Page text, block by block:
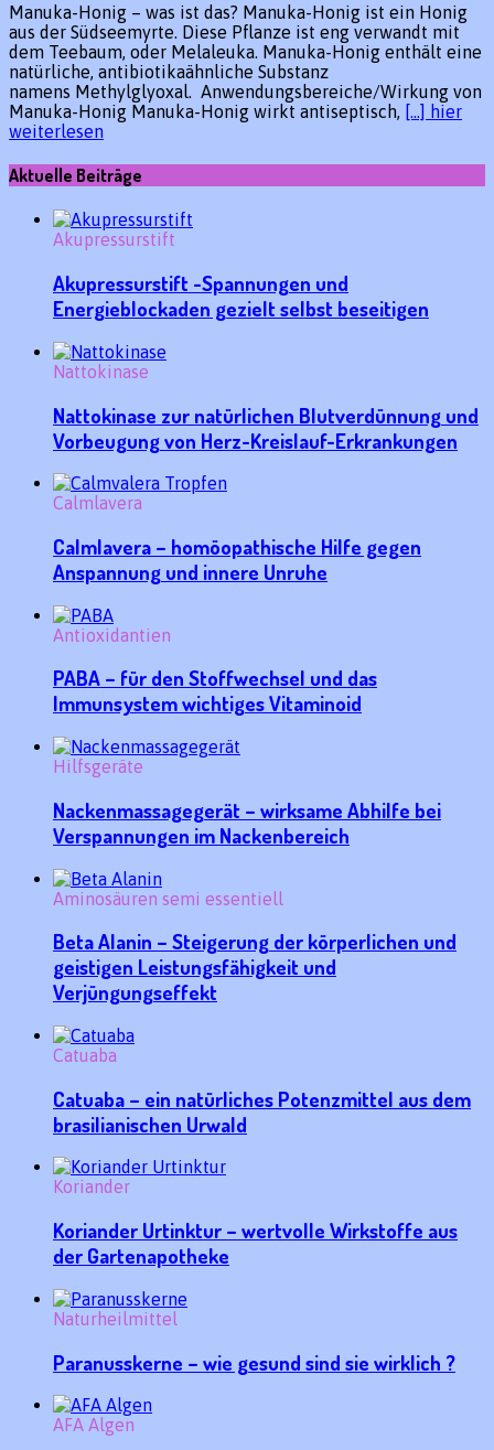
Manuka-Honig – was ist das? Manuka-Honig ist ein Honig
aus der Südseemyrte. Diese Pflanze ist eng verwandt mit
dem Teebaum, oder Melaleuka. Manuka-Honig enthält eine
natürliche, antibiotikaähnliche Substanz
namens Methylglyoxal. Anwendungsbereiche/Wirkung von
Manuka-Honig Manuka-Honig wirkt antiseptisch, […] hier
weiterlesen
Aktuelle Beiträge
Akupressurstift
Akupressurstift -Spannungen und
Energieblockaden gezielt selbst beseitigen
Nattokinase
Nattokinase zur natürlichen Blutverdünnung und
Vorbeugung von Herz-Kreislauf-Erkrankungen
Calmlavera
Calmlavera – homöopathische Hilfe gegen
Anspannung und innere Unruhe
Antioxidantien
PABA – für den Stoffwechsel und das
Immunsystem wichtiges Vitaminoid
Hilfsgeräte
Nackenmassagegerät – wirksame Abhilfe bei
Verspannungen im Nackenbereich
Aminosäuren semi essentiell
Beta Alanin – Steigerung der körperlichen und
geistigen Leistungsfähigkeit und
Verjüngungseffekt
Catuaba
Catuaba – ein natürliches Potenzmittel aus dem
brasilianischen Urwald
Koriander
Koriander Urtinktur – wertvolle Wirkstoffe aus
der Gartenapotheke
Naturheilmittel
Paranusskerne – wie gesund sind sie wirklich ?
AFA Algen